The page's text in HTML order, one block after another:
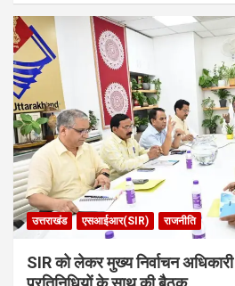
उत्तराखंड एसआईआर(SIR) राजनीति
SIR को लेकर मुख्य निर्वाचन